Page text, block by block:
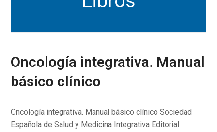
Oncología integrativa. Manual
básico clínico
Oncología integrativa. Manual básico clínico Sociedad
Española de Salud y Medicina Integrativa Editorial